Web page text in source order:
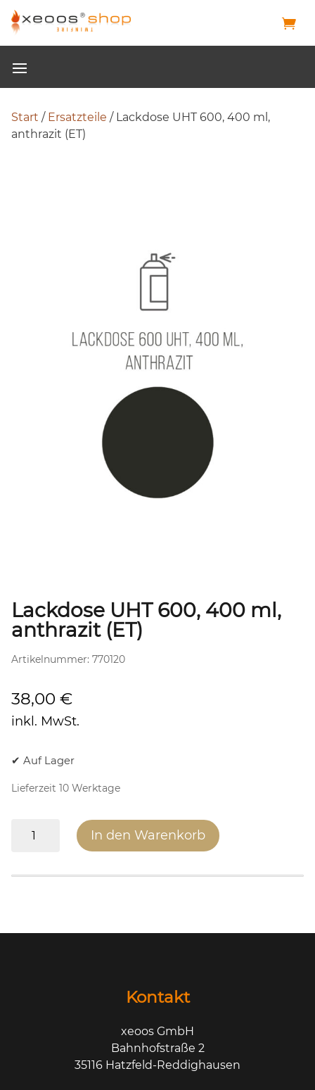
Start / Ersatzteile / Lackdose UHT 600, 400 ml,
anthrazit (ET)
Lackdose UHT 600, 400 ml,
anthrazit (ET)
Artikelnummer: 770120
38,00 €
inkl. MwSt.
✔ Auf Lager
Lieferzeit 10 Werktage
400
In den Warenkorb
Kontakt
xeoos GmbH
Bahnhofstraße 2
35116 Hatzfeld-Reddighausen